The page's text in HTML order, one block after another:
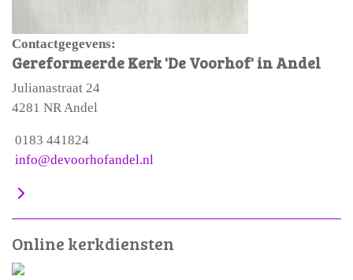
Contactgegevens:
Gereformeerde Kerk 'De Voorhof' in Andel
Julianastraat 24
4281 NR Andel
0183 441824
info@devoorhofandel.nl
Online kerkdiensten